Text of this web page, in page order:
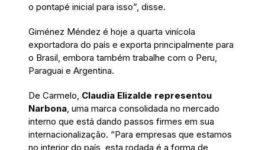
o pontapé inicial para isso”, disse.
Giménez Méndez é hoje a quarta vinícola
exportadora do país e exporta principalmente para
o Brasil, embora também trabalhe com o Peru,
Paraguai e Argentina.
De Carmelo, Claudia Elizalde representou
Narbona , uma marca consolidada no mercado
interno que está dando passos firmes em sua
internacionalização. “Para empresas que estamos
no interior do país, esta rodada é a forma de